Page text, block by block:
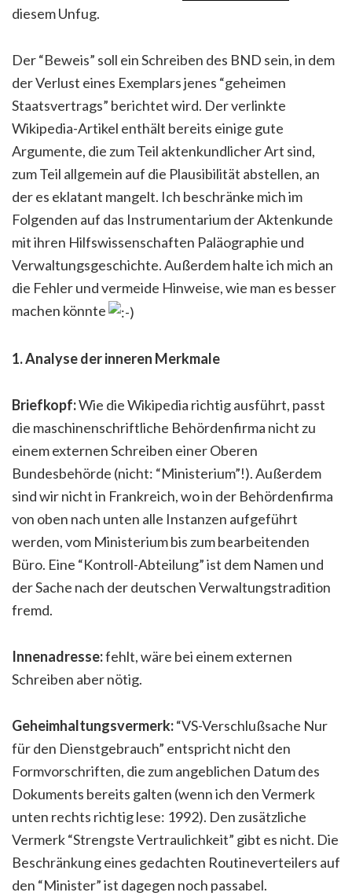
diesem Unfug.
Der “Beweis” soll ein Schreiben des BND sein, in dem
der Verlust eines Exemplars jenes “geheimen
Staatsvertrags” berichtet wird. Der verlinkte
Wikipedia-Artikel enthält bereits einige gute
Argumente, die zum Teil aktenkundlicher Art sind,
zum Teil allgemein auf die Plausibilität abstellen, an
der es eklatant mangelt. Ich beschränke mich im
Folgenden auf das Instrumentarium der Aktenkunde
mit ihren Hilfswissenschaften Paläographie und
Verwaltungsgeschichte. Außerdem halte ich mich an
die Fehler und vermeide Hinweise, wie man es besser
machen könnte
1. Analyse der inneren Merkmale
Briefkopf:Wie die Wikipedia richtig ausführt, passt
die maschinenschriftliche Behördenfirma nicht zu
einem externen Schreiben einer Oberen
Bundesbehörde (nicht: “Ministerium”!). Außerdem
sind wir nicht in Frankreich, wo in der Behördenfirma
von oben nach unten alle Instanzen aufgeführt
werden, vom Ministerium bis zum bearbeitenden
Büro. Eine “Kontroll-Abteilung” ist dem Namen und
der Sache nach der deutschen Verwaltungstradition
fremd.
Innenadresse:fehlt, wäre bei einem externen
Schreiben aber nötig.
Geheimhaltungsvermerk:“VS-Verschlußsache Nur
für den Dienstgebrauch” entspricht nicht den
Formvorschriften, die zum angeblichen Datum des
Dokuments bereits galten (wenn ich den Vermerk
unten rechts richtig lese: 1992). Den zusätzliche
Vermerk “Strengste Vertraulichkeit” gibt es nicht. Die
Beschränkung eines gedachten Routineverteilers auf
den “Minister” ist dagegen noch passabel.